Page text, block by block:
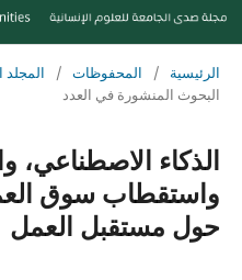
الرئيسية / المحفوظات / المجلد
البحوث المنشورة في العدد
الذكاء الاصطناعي،
واستقطاب سوق
حول مستقبل العمل